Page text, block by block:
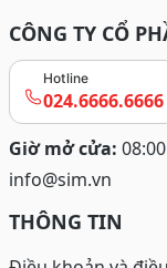
CÔNG TY CỔ
Hotline
024.6666.6666
Giờ mở cửa:
info@sim.vn
THÔNG TIN